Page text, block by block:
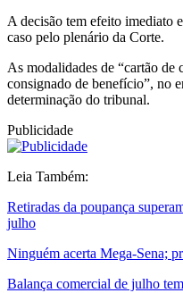
A decisão tem efeito imediato
caso pelo plenário da Corte.
As modalidades de “cartão de
consignado de benefício”, no
determinação do tribunal.
Publicidade
Leia Também:
Retiradas da poupança
julho
Ninguém acerta Mega-Sena;
Balança comercial de julho